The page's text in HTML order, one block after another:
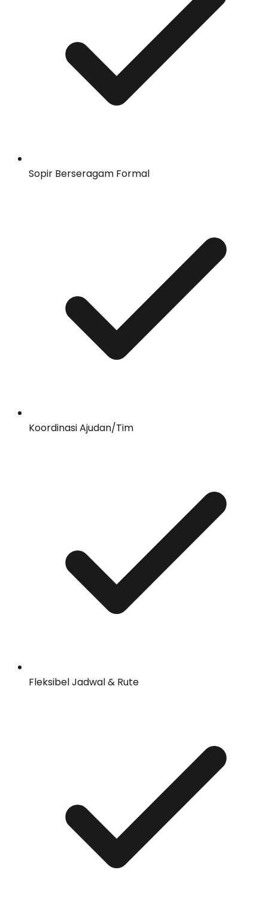
Sopir Berseragam Formal
Koordinasi Ajudan/Tim
Fleksibel Jadwal & Rute